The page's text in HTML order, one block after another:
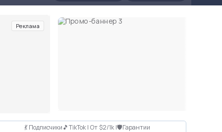
Реклама
💃 Подписчики🎵TikTok | От $2/1k |🛡Гарантии